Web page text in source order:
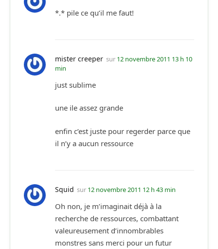
*.* pile ce qu’il me faut!
mister creeper sur 12 novembre 2011 13 h 10
min
just sublime
une ile assez grande
enfin c’est juste pour regerder parce que
il n’y a aucun ressource
Squid sur 12 novembre 2011 12 h 43 min
Oh non, je m’imaginait déjà à la
recherche de ressources, combattant
valeureusement d’innombrables
monstres sans merci pour un futur